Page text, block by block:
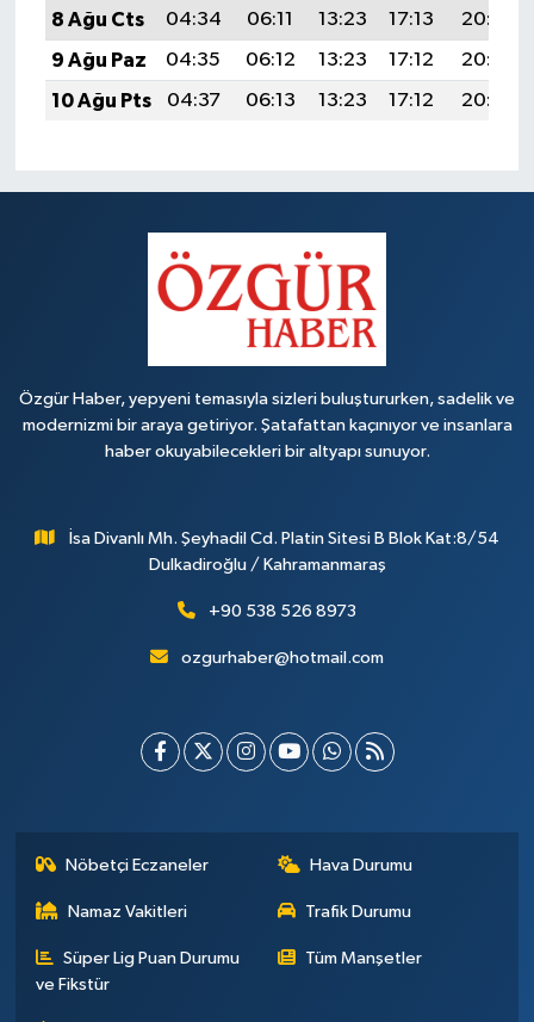
8 Ağu Cts
04:34 06:11 13:23 17:13
20:25
9 Ağu Paz
04:35 06:12 13:23 17:12
20:24
10 Ağu Pts
04:37 06:13 13:23 17:12 20:22
Özgür Haber, yepyeni temasıyla sizleri buluştururken, sadelik ve
modernizmi bir araya getiriyor. Şatafattan kaçınıyor ve insanlara
haber okuyabilecekleri bir altyapı sunuyor.
İsa Divanlı Mh. Şeyhadil Cd. Platin Sitesi B Blok Kat:8/54
Dulkadiroğlu / Kahramanmaraş
+90 538 526 8973
ozgurhaber@hotmail.com
Nöbetçi Eczaneler Hava Durumu
Namaz Vakitleri Trafik Durumu
Süper Lig Puan Durumu
ve Fikstür
Tüm Manşetler